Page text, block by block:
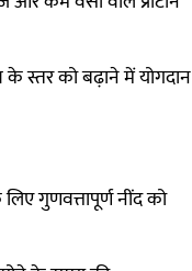
स्तर को बढ़ाने में योगदान
गुणवत्तापूर्ण नींद को